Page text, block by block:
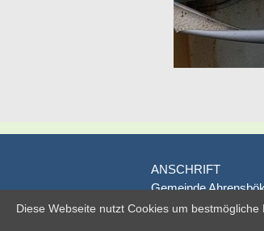
ANSCHRIFT
Gemeinde
Poststraße 1
Diese Webseite nutzt Cookies um